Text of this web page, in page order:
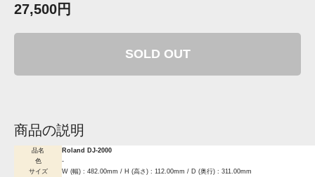
27,500円
SOLD OUT
商品の説明
品名
Roland DJ-2000
色
-
サイズ
W (幅) : 482.00mm / H (高さ) : 112.00mm / D (奥行) : 311.00mm